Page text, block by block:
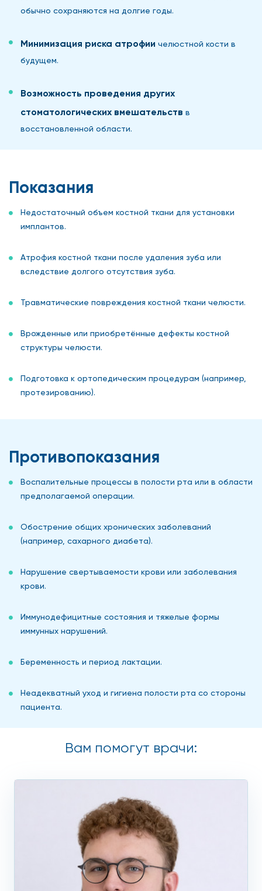
обычно сохраняются на долгие годы.
Минимизация риска атрофии челюстной кости в
будущем.
Возможность проведения других
стоматологических вмешательств в
восстановленной области.
Показания
Недостаточный объем костной ткани для установки
имплантов.
Атрофия костной ткани после удаления зуба или
вследствие долгого отсутствия зуба.
Травматические повреждения костной ткани челюсти.
Врожденные или приобретённые дефекты костной
структуры челюсти.
Подготовка к ортопедическим процедурам (например,
протезированию).
Противопоказания
Воспалительные процессы в полости рта или в области
предполагаемой операции.
Обострение общих хронических заболеваний
(например, сахарного диабета).
Нарушение свертываемости крови или заболевания
крови.
Иммунодефицитные состояния и тяжелые формы
иммунных нарушений.
Беременность и период лактации.
Неадекватный уход и гигиена полости рта со стороны
пациента.
Вам помогут врачи: